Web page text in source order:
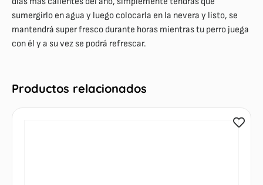
sumergirlo en agua y luego colocarla en la nevera y listo, se
mantendrá super fresco durante horas mientras tu perro juega
con él y a su vez se podrá refrescar.
Productos relacionados